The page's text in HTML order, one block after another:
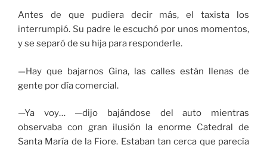
Antes de que pudiera decir más, el taxista los
interrumpió. Su padre le escuchó por unos momentos,
y se separó de su hija para responderle.
—Hay que bajarnos Gina, las calles están llenas de
gente por día comercial.
—Ya voy… —dijo bajándose del auto mientras
observaba con gran ilusión la enorme Catedral de
Santa María de la Fiore. Estaban tan cerca que parecía